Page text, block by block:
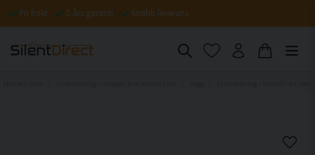
Fri frakt 5 års garanti Snabb leverans